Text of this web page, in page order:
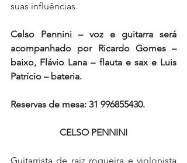
suas influências.
Celso Pennini – voz e guitarra será
acompanhado por Ricardo Gomes –
baixo, Flávio Lana – flauta e sax e Luis
Patrício – bateria.
Reservas de mesa: 31 996855430.
CELSO PENNINI
Guitarrista de raiz roqueira e violonista